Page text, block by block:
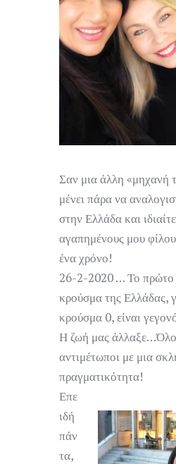
Σαν μια άλλη «μηχανή
μένει πάρα να
στην Ελλάδα και
αγαπημένους μου
ένα χρόνο!
26-2-2020 … Το πρώτο
κρούσμα της Ελλάδας,
κρούσμα 0, είναι
Η ζωή μας
αντιμέτωποι με μια
πραγματικότητα!
Επε
ιδή
πάν
τα,